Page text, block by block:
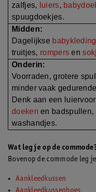
zalfjes,
luiers,
spuugdoekjes.
Midden:
Dagelijkse babykleding
truitjes, rompers en
Onderin:
Voorraden, grotere
minder vaak
Denk aan een
doeken en badspullen,
washandjes.
Wat leg je op de
Bovenop de commode leg
Aankleedkussen